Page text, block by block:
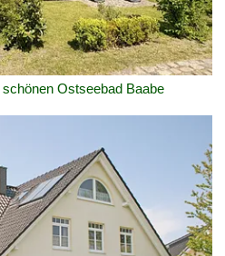
Ostseebad Baabe